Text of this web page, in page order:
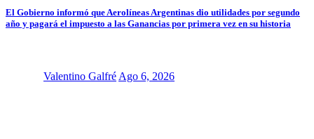
El Gobierno informó que Aerolíneas Argentinas dio utilidades por segundo
año y pagará el impuesto a las Ganancias por primera vez en su historia
Valentino Galfré Ago 6, 2026